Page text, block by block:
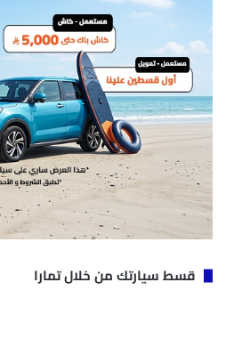
قسط سيارتك من خلال تمارا